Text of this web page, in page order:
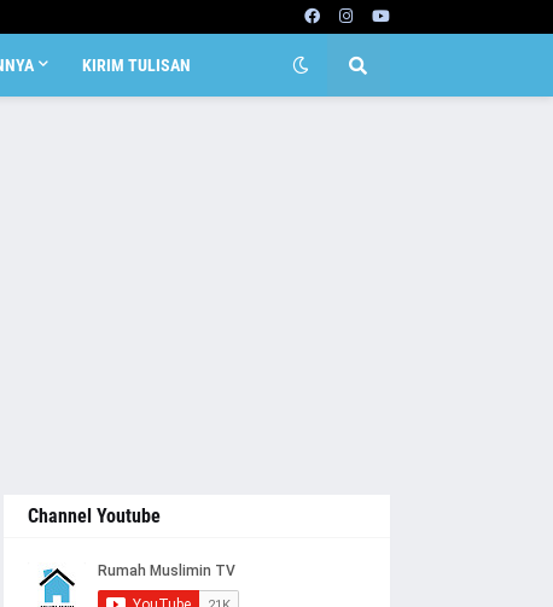
KIRIM TULISAN
Channel Youtube